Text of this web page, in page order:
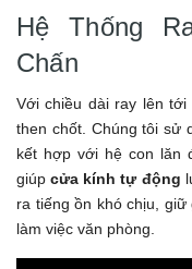
Hệ Thống
Chấn
Với chiều dài ray lên
then chốt. Chúng tôi sử
kết hợp với hệ con lăn
giúpcửa kính tự động
ra tiếng ồn khó chịu,
làm việc văn phòng.